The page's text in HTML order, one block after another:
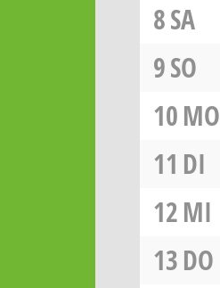
8SA
9SO
10MO
11 DI
12MI
13DO